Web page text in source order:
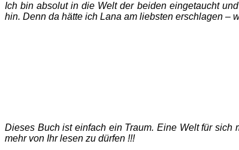
Ich bin absolut in die Welt der beiden eingetaucht
hin. Denn da hätte ich Lana am liebsten erschlagen –
Dieses Buch ist einfach ein Traum. Eine Welt für
mehr von Ihr lesen zu dürfen !!!